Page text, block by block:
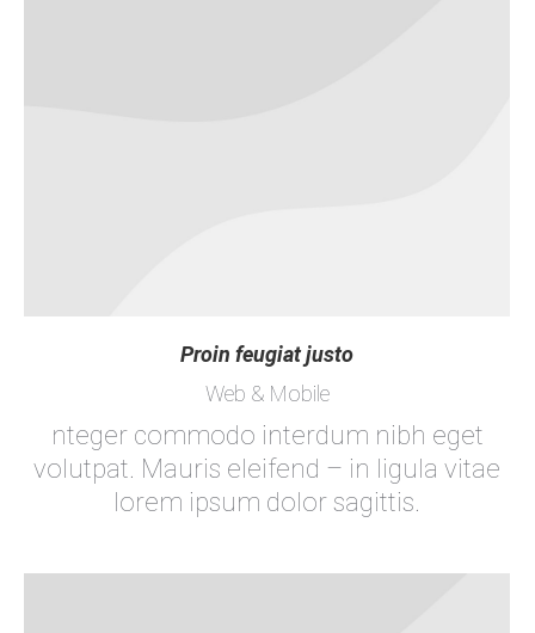
Proin feugiat justo
Web & Mobile
nteger commodo interdum nibh eget
volutpat. Mauris eleifend – in ligula vitae
lorem ipsum dolor sagittis.